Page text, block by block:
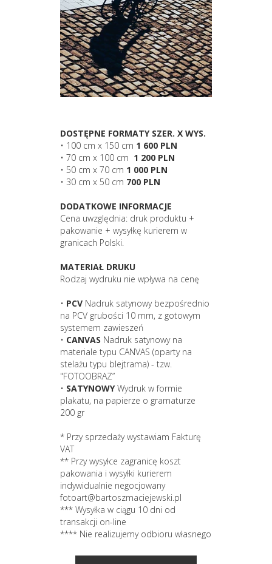
DOSTĘPNE FORMATY SZER. X WYS.
• 100 cm x 150 cm 1 600 PLN
• 70 cm x 100 cm 1 200 PLN
• 50 cm x 70 cm 1 000 PLN
• 30 cm x 50 cm 700 PLN
DODATKOWE INFORMACJE
Cena uwzględnia: druk produktu +
pakowanie + wysyłkę kurierem w
granicach Polski.
MATERIAŁ DRUKU
Rodzaj wydruku nie wpływa na cenę
• PCV Nadruk satynowy bezpośrednio
na PCV grubości 10 mm, z gotowym
systemem zawieszeń
• CANVAS Nadruk satynowy na
materiale typu CANVAS (oparty na
stelażu typu blejtrama) - tzw.
"FOTOOBRAZ”
• SATYNOWYWydruk w formie
plakatu, na papierze o gramaturze
200 gr
* Przy sprzedaży wystawiam Fakturę
VAT
** Przy wysyłce zagranicę koszt
pakowania i wysyłki kurierem
indywidualnie negocjowany
fotoart@bartoszmaciejewski.pl
*** Wysyłka w ciągu 10 dni od
transakcji on-line
**** Nie realizujemy odbioru własnego